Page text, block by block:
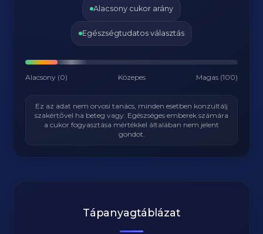
Alacsony cukor arány
Egészségtudatos választás
Alacsony (0) Közepes Magas (100)
Ez az adat nem orvosi tanács, minden esetben konzultálj
szakértővel ha beteg vagy. Egészséges emberek számára
a cukor fogyasztása mértékkel általában nem jelent
gondot.
Tápanyagtáblázat